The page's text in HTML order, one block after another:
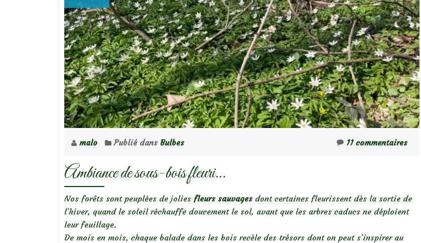
malo Publié dans Bulbes 11 commentaires
Ambiance de sous-bois fleuri…
Nos forêts sont peuplées de jolies fleurs sauvages dont certaines fleurissent dès la sortie de
l’hiver, quand le soleil réchauffe doucement le sol, avant que les arbres caducs ne déploient
leur feuillage.
De mois en mois, chaque balade dans les bois recèle des trésors dont on peut s’inspirer au